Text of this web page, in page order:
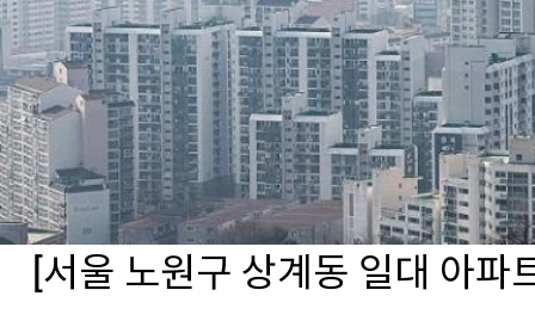
[서울 노원구 상계동 일대 아